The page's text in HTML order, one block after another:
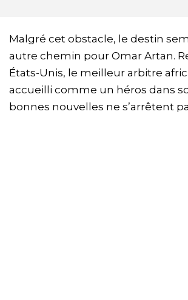
Malgré cet obstacle, le destin
autre chemin pour Omar Artan.
États-Unis, le meilleur arbitre
accueilli comme un héros dans
bonnes nouvelles ne s’arrêtent